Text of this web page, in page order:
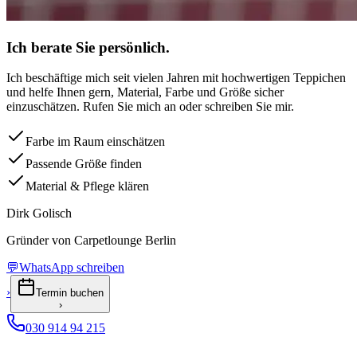
Ich berate Sie persönlich.
Ich beschäftige mich seit vielen Jahren mit hochwertigen Teppichen
und helfe Ihnen gern, Material, Farbe und Größe sicher
einzuschätzen. Rufen Sie mich an oder schreiben Sie mir.
Farbe im Raum einschätzen
Passende Größe finden
Material & Pflege klären
Dirk Golisch
Gründer von Carpetlounge Berlin
💬WhatsApp schreiben
›
Termin buchen
›
030 914 94 215